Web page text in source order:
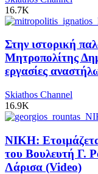
16.7K
Στην ιστορική
Μητροπολίτης
εργασίες
Skiathos Channel
16.9K
ΝΙΚΗ:
του Βουλευτή Γ.
Λάρισα (Video)